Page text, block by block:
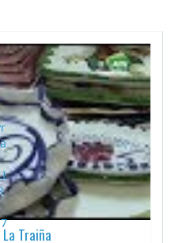
La Traiña